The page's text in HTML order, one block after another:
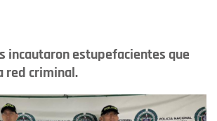
incautaron estupefacientes que
red criminal.